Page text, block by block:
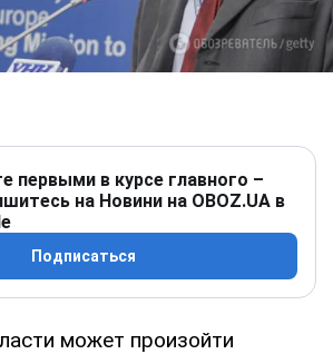
первыми в курсе главного –
на Новини на OBOZ.UA в
Подписаться
может произойти